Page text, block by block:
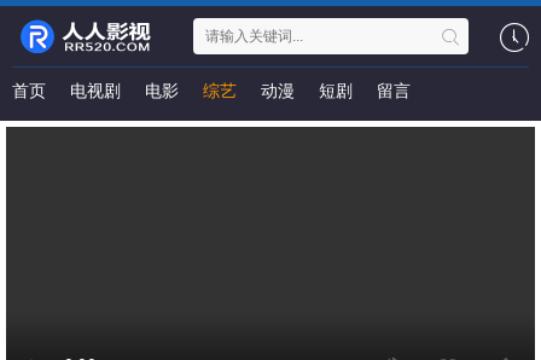
首页 电视剧 电影 综艺 动漫 短剧 留言